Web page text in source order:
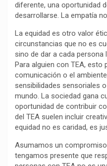
diferente, una oportunidad
desarrollarse. La empatía
La equidad es otro valor
circunstancias que no es
sino de dar a cada persona
Para alguien con TEA, esto
comunicación o el
sensibilidades sensoriales
mundo. La sociedad gana
oportunidad de contribuir
del TEA suelen incluir
equidad no es caridad, es
Asumamos un
tengamos presente que